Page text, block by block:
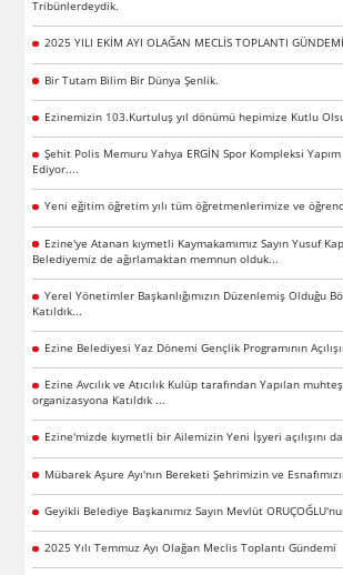
Tribünlerdeydik.
2025 YILI EKİM AYI OLAĞAN MECLİS TOPLANTI GÜNDEMİ
Bir Tutam Bilim Bir Dünya Şenlik.
Ezinemizin 103.Kurtuluş yıl dönümü hepimize Kutlu
Şehit Polis Memuru Yahya ERGİN Spor Kompleksi Yapım
Ediyor....
Yeni eğitim öğretim yılı tüm öğretmenlerimize ve
Ezine'ye Atanan kıymetli Kaymakamımız Sayın Yusuf
Belediyemiz de ağırlamaktan memnun olduk...
Yerel Yönetimler Başkanlığımızın Düzenlemiş Olduğu
Katıldık...
Ezine Belediyesi Yaz Dönemi Gençlik Programının
Ezine Avcılık ve Atıcılık Kulüp tarafından Yapılan
organizasyona Katıldık ...
Ezine'mizde kıymetli bir Ailemizin Yeni İşyeri açılışını
Mübarek Aşure Ayı'nın Bereketi Şehrimizin ve
Geyikli Belediye Başkanımız Sayın Mevlüt
2025 Yılı Temmuz Ayı Olağan Meclis Toplantı Gündemi